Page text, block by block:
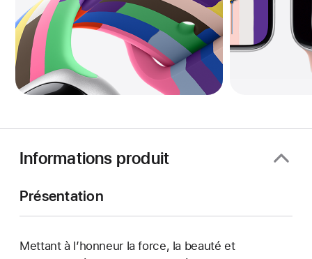
Informations produit
Présentation
Mettant à l’honneur la force, la beauté et